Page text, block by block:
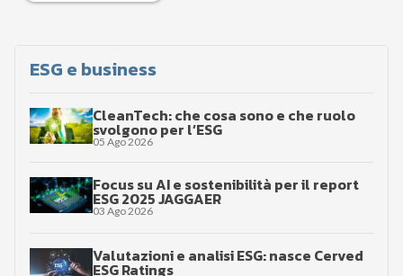
ESG e business
CleanTech: che cosa sono e che ruolo
svolgono per l’ESG
05 Ago 2026
Focus su AI e sostenibilità per il report
ESG 2025 JAGGAER
03 Ago 2026
Valutazioni e analisi ESG: nasce Cerved
ESG Ratings